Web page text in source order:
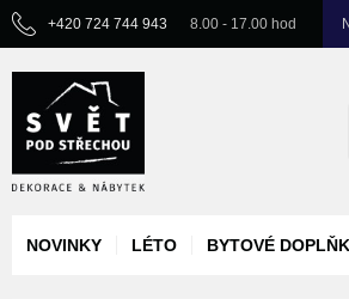
+420 724 744 943 8.00 - 17.00 hod
NOVINKY LÉTO BYTOVÉ